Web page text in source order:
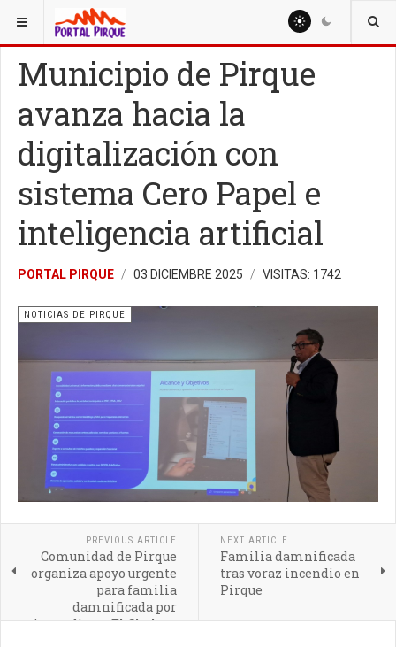
ESTÁ AQUÍ: NOTICIAS
Municipio de Pirque
avanza hacia la
digitalización con
sistema Cero Papel e
inteligencia artificial
PORTAL PIRQUE 03 DICIEMBRE 2025 VISITAS: 1742
NOTICIAS DE PIRQUE
PREVIOUS ARTICLE
Comunidad de Pirque
organiza apoyo urgente
para familia
damnificada por
incendio en El Chalaco
NEXT ARTICLE
Familia damnificada
tras voraz incendio en
Pirque